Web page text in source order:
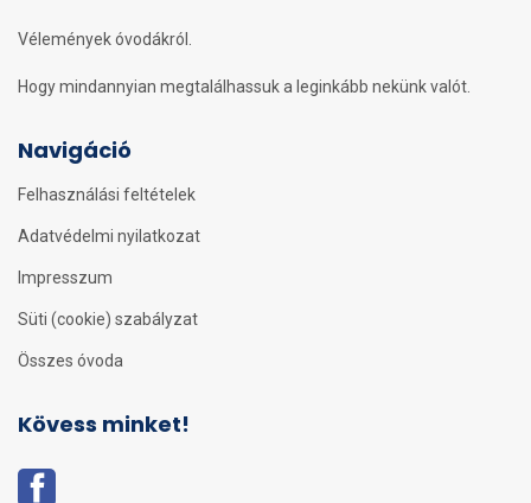
Vélemények óvodákról.
Hogy mindannyian megtalálhassuk a leginkább nekünk valót.
Navigáció
Felhasználási feltételek
Adatvédelmi nyilatkozat
Impresszum
Süti (cookie) szabályzat
Összes óvoda
Kövess minket!